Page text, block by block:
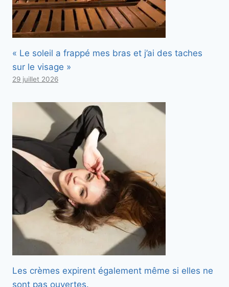
« Le soleil a frappé mes bras et j’ai des taches
sur le visage »
29 juillet 2026
Les crèmes expirent également même si elles ne
sont pas ouvertes.